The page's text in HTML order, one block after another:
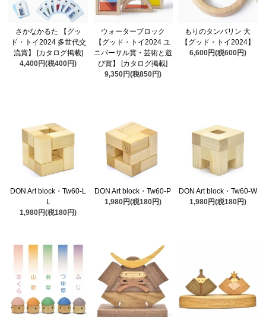
さかなかるた 【グッ
ド・トイ2024 多世代交
流賞】 [カタログ掲載]
4,400円(税400円)
ウォーターブロック
【グッド・トイ2024 ユ
ニバーサル賞・芸術と遊
び賞】 [カタログ掲載]
9,350円(税850円)
もりのタンバリン 大
【グッド・トイ2024】
6,600円(税600円)
DON Art block・Tw60-L
L
1,980円(税180円)
DON Art block・Tw60-P
1,980円(税180円)
DON Art block・Tw60-W
1,980円(税180円)